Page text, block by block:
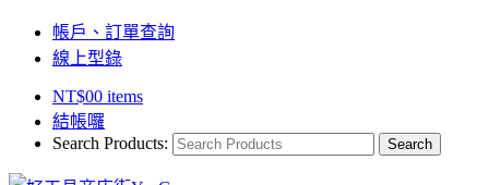
帳戶、訂單查詢
線上型錄
NT$00 items
結帳囉
Search Products: